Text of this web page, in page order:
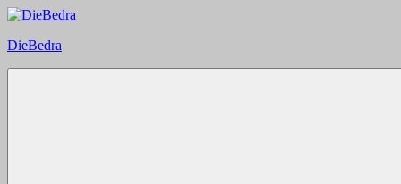
Zum
springen
DieBedra